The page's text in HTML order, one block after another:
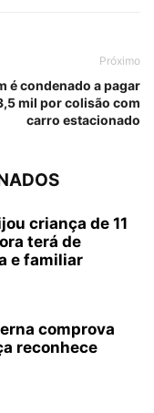
Próximo
é condenado a pagar
mil por colisão com
carro estacionado
criança de 11
terá de
e familiar
comprova
reconhece